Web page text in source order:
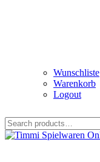
Wunschliste
Warenkorb
Logout
for: